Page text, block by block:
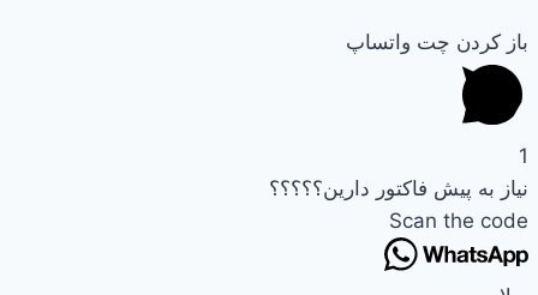
باز کردن چت واتساپ
1
نیاز به پیش فاکتور دارین؟؟؟؟؟
Scan the code